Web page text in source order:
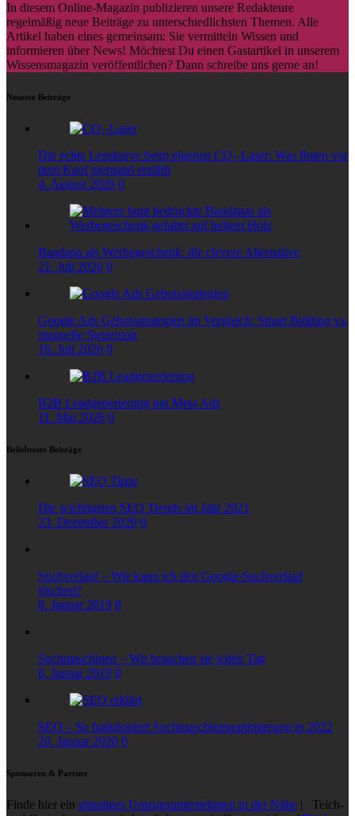
In diesem Online-Magazin publizieren unsere Redakteure
regelmäßig neue Beiträge zu unterschiedlichsten Themen. Alle
Artikel haben eines gemeinsam: Sie vermitteln Wissen und
informieren über News! Möchtest Du einen Gastartikel in unserem
Wissensmagazin veröffentlichen? Dann schreibe uns gerne an!
Neueste Beiträge
Die echte Lernkurve beim eigenen CO₂-Laser: Was Ihnen vor
dem Kauf niemand erzählt
4. August 2026 0
Bandana als Werbegeschenk: die clevere Alternative
21. Juli 2026 0
Google Ads Gebotsstrategien im Vergleich: Smart Bidding vs.
manuelle Steuerung
16. Juli 2026 0
B2B Leadgenerierung mit Meta Ads
11. Mai 2026 0
Beliebteste Beiträge
Die wichtigsten SEO Trends im Jahr 2021
23. Dezember 2020 0
Suchverlauf – Wie kann ich den Google-Suchverlauf
löschen?
8. Januar 2019 0
Suchmaschinen – Wir brauchen sie jeden Tag
8. Januar 2019 0
SEO – So funktioniert Suchmaschinenoptimierung in 2022
20. Januar 2020 0
Sponsoren & Partner
Finde hier ein günstiges Umzugsunternehmen in der Nähe | Teich-